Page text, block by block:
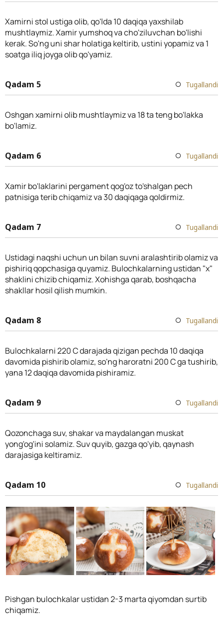
Xamirni stol ustiga olib, qo'lda 10 daqiqa yaxshilab
mushtlaymiz. Xamir yumshoq va cho'ziluvchan bo'lishi
kerak. So'ng uni shar holatiga keltirib, ustini yopamiz va 1
soatga iliq joyga olib qo'yamiz.
Qadam 5 Tugallandi
Oshgan xamirni olib mushtlaymiz va 18 ta teng bo'lakka
bo'lamiz.
Qadam 6 Tugallandi
Xamir bo'laklarini pergament qog'oz to'shalgan pech
patnisiga terib chiqamiz va 30 daqiqaga qoldirmiz.
Qadam 7 Tugallandi
Ustidagi naqshi uchun un bilan suvni aralashtirib olamiz va
pishiriq qopchasiga quyamiz. Bulochkalarning ustidan "x"
shaklini chizib chiqamiz. Xohishga qarab, boshqacha
shakllar hosil qilish mumkin.
Qadam 8 Tugallandi
Bulochkalarni 220 C darajada qizigan pechda 10 daqiqa
davomida pishirib olamiz, so'ng haroratni 200 C ga tushirib,
yana 12 daqiqa davomida pishiramiz.
Qadam 9 Tugallandi
Qozonchaga suv, shakar va maydalangan muskat
yong'og'ini solamiz. Suv quyib, gazga qo'yib, qaynash
darajasiga keltiramiz.
Qadam 10 Tugallandi
Pishgan bulochkalar ustidan 2-3 marta qiyomdan surtib
chiqamiz.